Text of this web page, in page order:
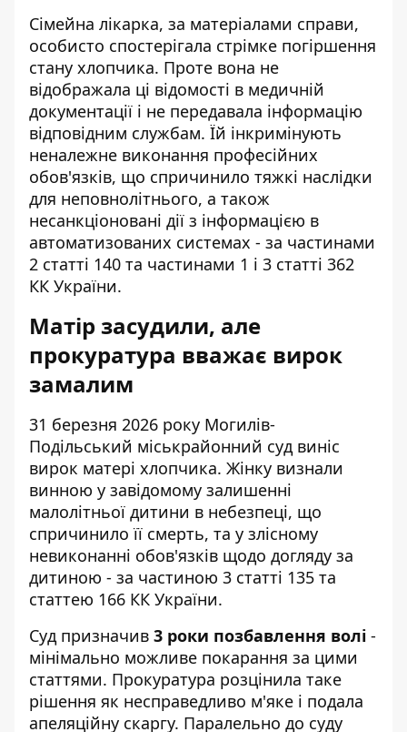
Сімейна лікарка, за матеріалами справи,
особисто спостерігала стрімке погіршення
стану хлопчика. Проте вона не
відображала ці відомості в медичній
документації і не передавала інформацію
відповідним службам. Їй інкримінують
неналежне виконання професійних
обов'язків, що спричинило тяжкі наслідки
для неповнолітнього, а також
несанкціоновані дії з інформацією в
автоматизованих системах - за частинами
2 статті 140 та частинами 1 і 3 статті 362
КК України.
Матір засудили, але
прокуратура вважає вирок
замалим
31 березня 2026 року Могилів-
Подільський міськрайонний суд виніс
вирок матері хлопчика. Жінку визнали
винною у завідомому залишенні
малолітньої дитини в небезпеці, що
спричинило її смерть, та у злісному
невиконанні обов'язків щодо догляду за
дитиною - за частиною 3 статті 135 та
статтею 166 КК України.
Суд призначив 3 роки позбавлення волі -
мінімально можливе покарання за цими
статтями. Прокуратура розцінила таке
рішення як несправедливо м'яке і подала
апеляційну скаргу. Паралельно до суду